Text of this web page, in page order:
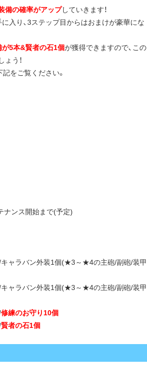
備の確率がアップしていきます！
に入り、3ステップ目からはおまけが豪華にな
5本&賢者の石1個が獲得できますので、この
う！
記をご覧ください。
ナンス開始まで(予定)
キャラバン外装1個(★3～★4の主砲/副砲/装甲
キャラバン外装1個(★3～★4の主砲/副砲/装甲
修練のお守り10個
賢者の石1個